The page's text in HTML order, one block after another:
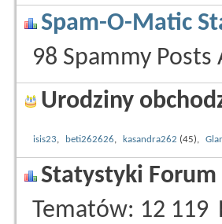
Spam-O-Matic
98 Spammy
Urodziny
isis23, beti262626, kasandra262 (45),
Statystyki
Tematów 12 119